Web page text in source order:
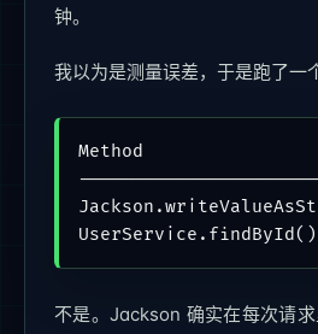
钟。
我以为是测量误差，于是跑了一
Method
不是。Jackson 确实在每次请